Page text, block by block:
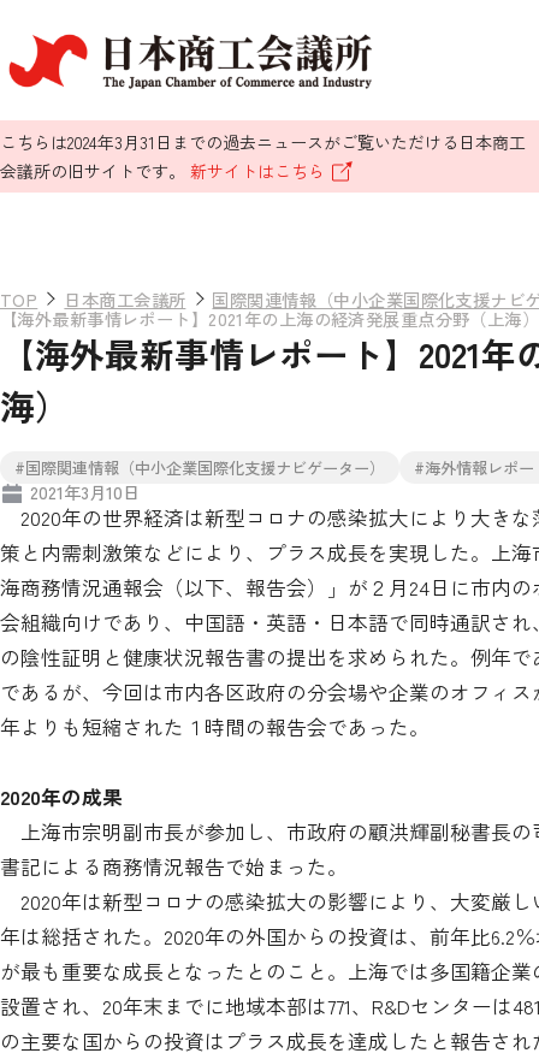
こちらは2024年3月31日までの過去ニュースがご覧いただける日本商工
会議所の旧サイトです。 新サイトはこちら
TOP 日本商工会議所 国際関連情報（中小企業国際化支援ナビ
【海外最新事情レポート】2021年の上海の経済発展重点分野（上海）
【海外最新事情レポート】2021
海）
#国際関連情報（中小企業国際化支援ナビゲーター） #海外情報レポー
2021年3月10日
2020年の世界経済は新型コロナの感染拡大により大き
策と内需刺激策などにより、プラス成長を実現した。上
海商務情況通報会（以下、報告会）」が２月24日に市内
会組織向けであり、中国語・英語・日本語で同時通訳さ
の陰性証明と健康状況報告書の提出を求められた。例年
であるが、今回は市内各区政府の分会場や企業のオフィ
年よりも短縮された１時間の報告会であった。
2020年の成果
上海市宗明副市長が参加し、市政府の顧洪輝副秘書長
書記による商務情況報告で始まった。
2020年は新型コロナの感染拡大の影響により、大変厳
年は総括された。2020年の外国からの投資は、前年比6.2
が最も重要な成長となったとのこと。上海では多国籍企
設置され、20年末までに地域本部は771、R&Dセンターは
の主要な国からの投資はプラス成長を達成したと報告され